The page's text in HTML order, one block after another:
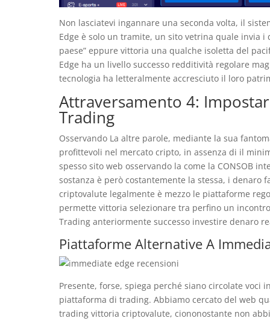
Non lasciatevi ingannare una seconda volta, il
Edge è solo un tramite, un sito vetrina quale invia
paese” eppure vittoria una qualche isoletta del
Edge ha un livello successo redditività regolare
tecnologia ha letteralmente accresciuto il loro
Attraversamento 4:
Trading
Osservando La altre parole, mediante la sua
profittevoli nel mercato cripto, in assenza di il
spesso sito web osservando la come la CONSOB
sostanza è però costantemente la stessa, i denaro
criptovalute legalmente è mezzo le piattaforme
permette vittoria selezionare tra perfino un
Trading anteriormente successo investire denaro
Piattaforme Alternative A
Presente, forse, spiega perché siano circolate
piattaforma di trading. Abbiamo cercato del web
trading vittoria criptovalute, ciononostante non